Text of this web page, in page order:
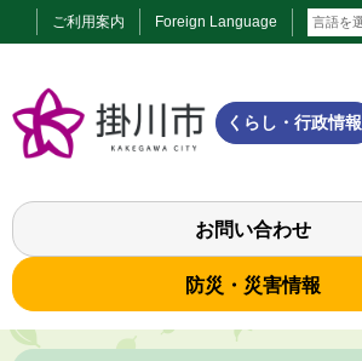
ご利用案内 Foreign Language
くらし・行政情報
お問い合わせ
防災・災害情報